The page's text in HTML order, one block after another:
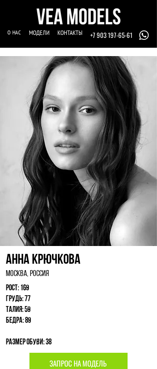
О НАС МОДЕЛИ КОНТАКТЫ +7 903 197-65-61
Анна Крючкова
Москва, Россия
Рост: 169
Грудь: 77
Талия: 59
Бедра: 89
Размер обуви: 38
ЗАПРОС НА МОДЕЛЬ